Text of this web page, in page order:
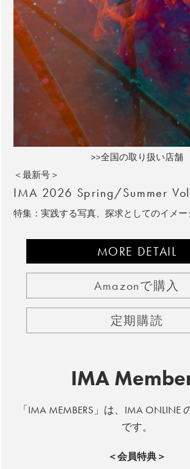
>>全国の取り扱い店舗
＜最新号＞
IMA 2026 Spring/Summer
特集：実践する写真、探求としてのイメー
MORE DETAIL
Amazonで購入
定期購読
IMA
「IMA MEMBERS」は、IMA ONLINE
です。
＜会員特典＞